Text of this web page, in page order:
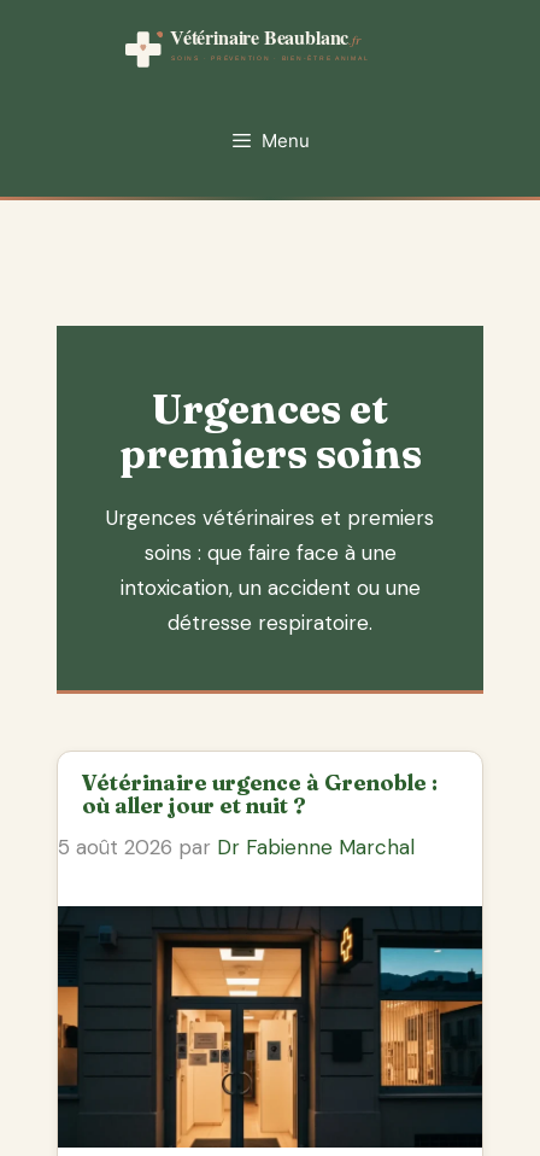
Menu
Urgences et
premiers soins
Urgences vétérinaires et premiers
soins : que faire face à une
intoxication, un accident ou une
détresse respiratoire.
Vétérinaire urgence à Grenoble :
où aller jour et nuit ?
5 août 2026 par Dr Fabienne Marchal